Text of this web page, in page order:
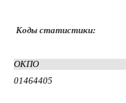
Коды статистики:
ОКПО
01464405